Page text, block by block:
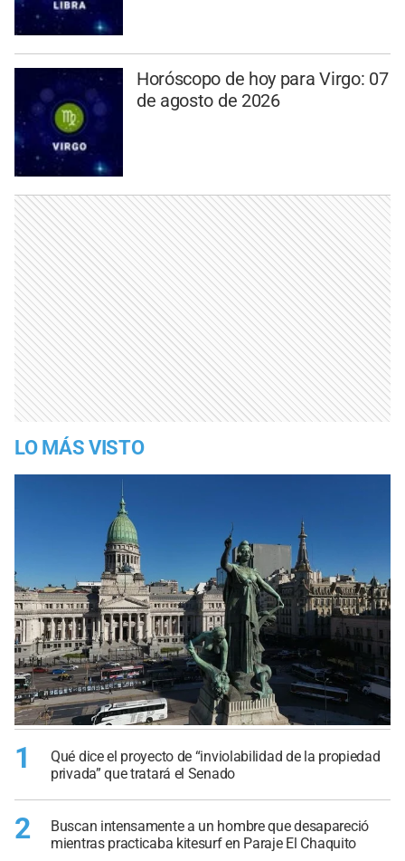
Horóscopo de hoy para Virgo: 07
de agosto de 2026
LO MÁS VISTO
1
Qué dice el proyecto de “inviolabilidad de la propiedad
privada” que tratará el Senado
2
Buscan intensamente a un hombre que desapareció
mientras practicaba kitesurf en Paraje El Chaquito